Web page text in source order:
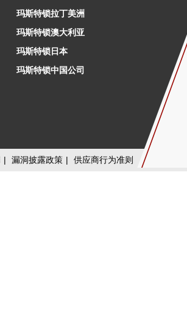
玛斯特锁拉丁美洲
玛斯特锁澳大利亚
玛斯特锁日本
玛斯特锁中国公司
| 漏洞披露政策 | 供应商行为准则